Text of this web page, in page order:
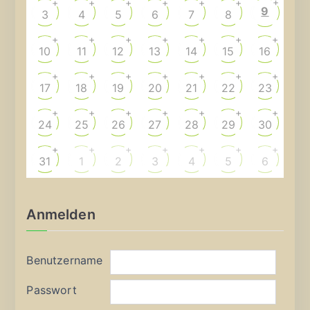
3
+
4
+
5
+
6
+
7
+
8
+
9
10
+
11
+
12
+
13
+
14
+
15
+
16
+
17
+
18
+
19
+
20
+
21
+
22
+
23
+
24
+
25
+
26
+
27
+
28
+
29
+
30
+
31
+
1
+
2
+
3
+
4
+
5
+
6
+
Anmelden
Benutzername
Passwort